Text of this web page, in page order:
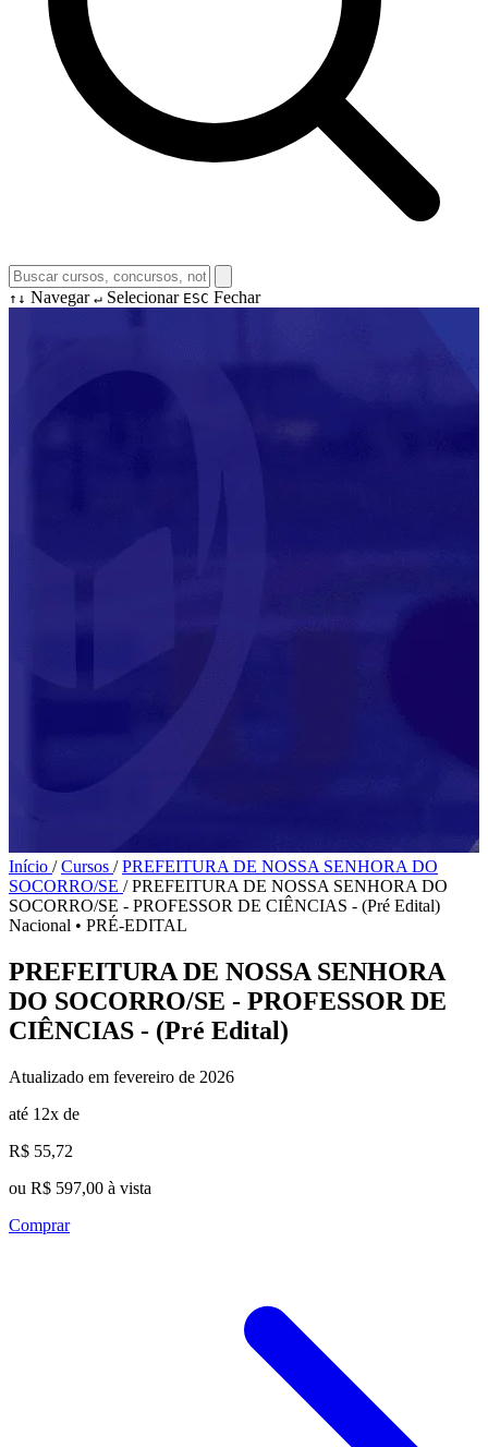
↑↓ Navegar ↵ Selecionar ESC Fechar
Início / Cursos / PREFEITURA DE NOSSA SENHORA DO
SOCORRO/SE / PREFEITURA DE NOSSA SENHORA DO
SOCORRO/SE - PROFESSOR DE CIÊNCIAS - (Pré Edital)
Nacional • PRÉ-EDITAL
PREFEITURA DE NOSSA SENHORA
DO SOCORRO/SE - PROFESSOR DE
CIÊNCIAS - (Pré Edital)
Atualizado em fevereiro de 2026
até 12x de
R$ 55,72
ou R$ 597,00 à vista
Comprar